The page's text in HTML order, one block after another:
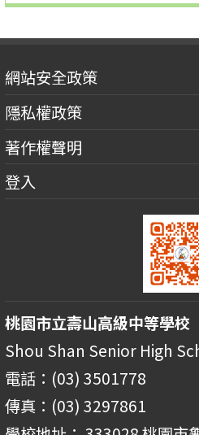
網站安全政策
隱私權政策
著作權聲明
登入
桃園市立壽山高級中等學校
Shou Shan Senior High
電話：(03) 3501778
傳真：(03) 3297861